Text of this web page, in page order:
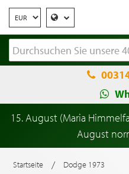
15. August (Maria
August
Startseite / Dodge 1973